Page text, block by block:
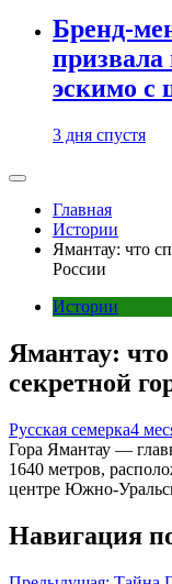
Бренд-
призвала
эскимо с
3 дня спустя
Главная
Истории
Ямантау: что
России
Истории
Ямантау:
секретной
Русская семерка4
Гора Ямантау —
1640 метров,
центре Южно-
Навигация